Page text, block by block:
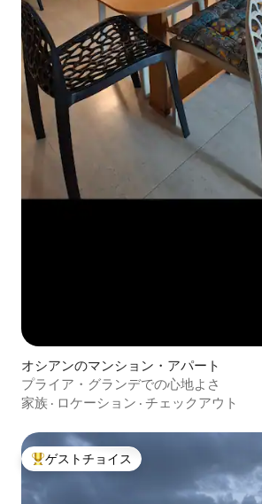
オシアンのマンション・アパート
プライア・グランデでの心地よさ
家族 · ロケーション · チェックアウト
大好評のゲストチョイスです。
ゲストチョイス